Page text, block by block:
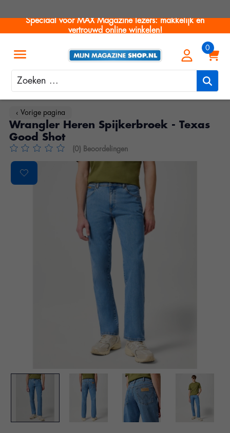
Speciaal voor MAX Magazine lezers: makkelijk en
vertrouwd online winkelen!
Zoeken
‹ Vorige pagina
Wrangler Heren Spijkerbroek - Texas
Good Shot
De beoordeling van dit product is0van de 5
(0) Beoordelingen
Product image slideshow Items